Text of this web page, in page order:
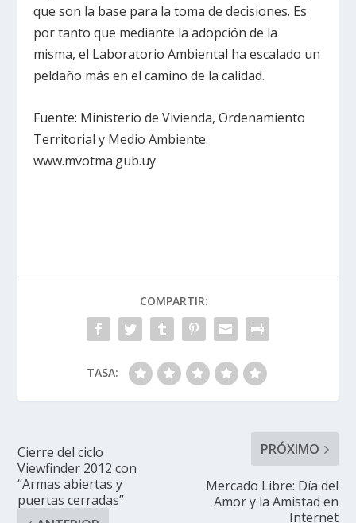
que son la base para la toma de decisiones. Es
por tanto que mediante la adopción de la
misma, el Laboratorio Ambiental ha escalado un
peldaño más en el camino de la calidad.
Fuente: Ministerio de Vivienda, Ordenamiento
Territorial y Medio Ambiente.
www.mvotma.gub.uy
COMPARTIR:
TASA:
Cierre del ciclo
Viewfinder 2012 con
“Armas abiertas y
puertas cerradas”
PRÓXIMO
Mercado Libre: Día del
Amor y la Amistad en
Internet